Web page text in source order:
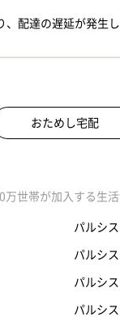
、配達の遅延が発生
おためし宅配
万世帯が加入する生
パルシ
パルシ
パルシ
パルシ